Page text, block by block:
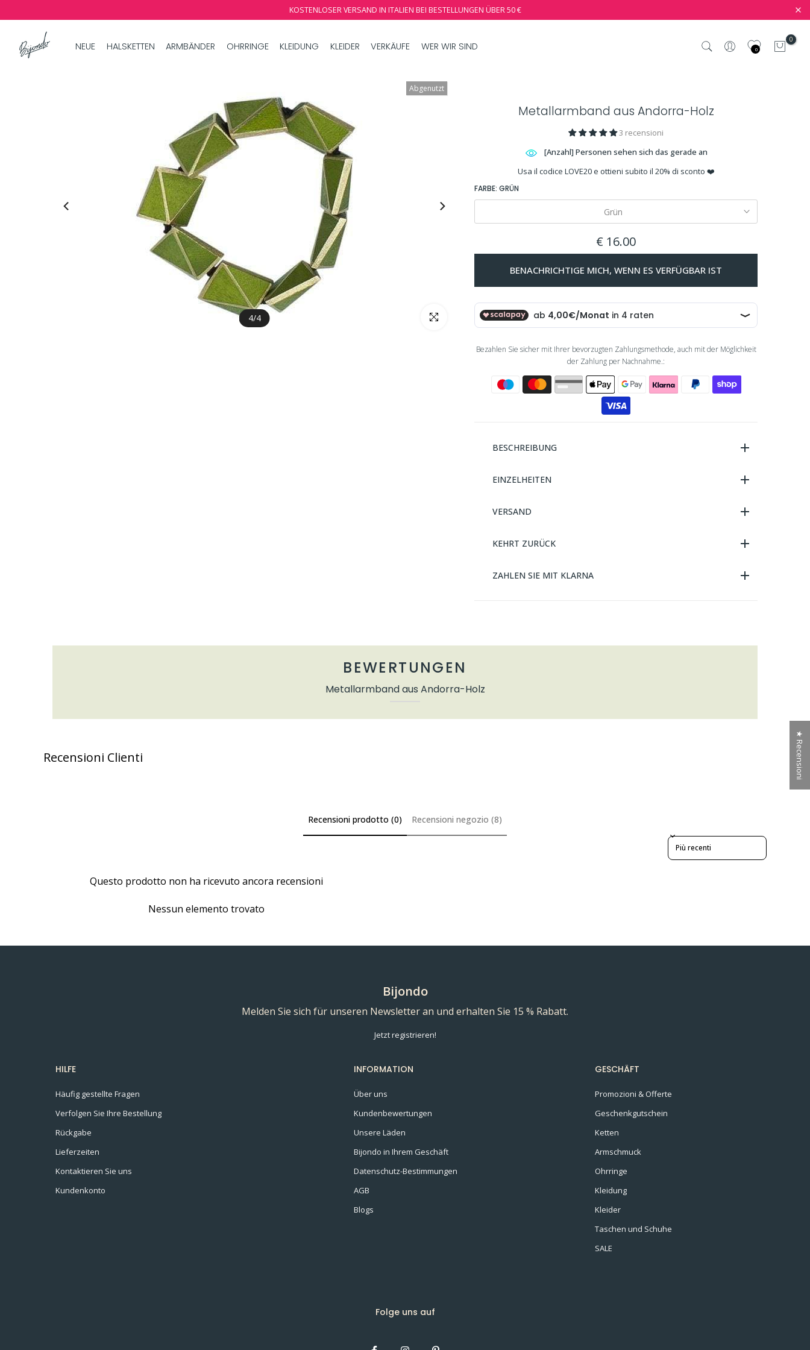
KOSTENLOSER VERSAND IN ITALIEN BEI BESTELLUNGEN ÜBER 50 €
NEUE HALSKETTEN ARMBÄNDER OHRRINGE KLEIDUNG KLEIDER VERKÄUFE WER WIR SIND 0
0
4/4
Abgenutzt
klicken um zu vergrößern
Metallarmband aus Andorra-Holz
3 recensioni
[Anzahl] Personen sehen sich das gerade an
Usa il codice LOVE20 e ottieni subito il 20% di sconto ❤️
FARBE: GRÜN
Grün
€ 16.00
BENACHRICHTIGE MICH, WENN ES VERFÜGBAR IST
Bezahlen Sie sicher mit Ihrer bevorzugten Zahlungsmethode, auch mit der Möglichkeit
der Zahlung per Nachnahme.:
BESCHREIBUNG
EINZELHEITEN
VERSAND
KEHRT ZURÜCK
ZAHLEN SIE MIT KLARNA
BEWERTUNGEN
Metallarmband aus Andorra-Holz
Recensioni Clienti
Recensioni prodotto (0) Recensioni negozio (8)
Sort reviews by
Questo prodotto non ha ricevuto ancora recensioni
Nessun elemento trovato
Bijondo
Melden Sie sich für unseren Newsletter an und erhalten Sie 15 % Rabatt.
Jetzt registrieren!
HILFE
Häufig gestellte Fragen
Verfolgen Sie Ihre Bestellung
Rückgabe
Lieferzeiten
Kontaktieren Sie uns
Kundenkonto
INFORMATION
Über uns
Kundenbewertungen
Unsere Läden
Bijondo in Ihrem Geschäft
Datenschutz-Bestimmungen
AGB
Blogs
GESCHÄFT
Promozioni & Offerte
Geschenkgutschein
Ketten
Armschmuck
Ohrringe
Kleidung
Kleider
Taschen und Schuhe
SALE
Folge uns auf
★ Recensioni